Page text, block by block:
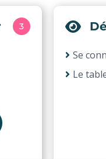
3
Se
Le